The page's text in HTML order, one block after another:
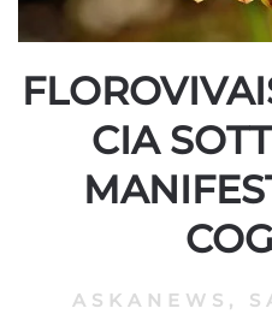
CIA
ASKANEWS ,